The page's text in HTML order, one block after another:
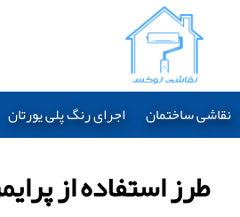
نقاشی ساختمان اجرای رنگ پلی یورتان
طرز استفاده از